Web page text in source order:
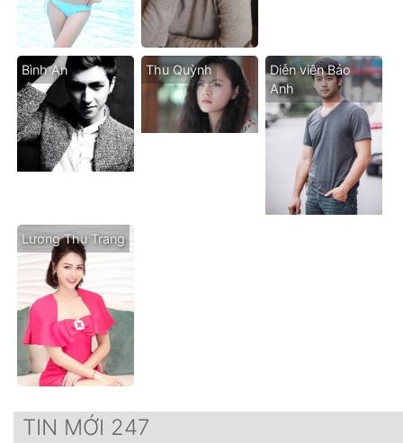
Bình An Thu Quỳnh
Diễn viên Bảo
Anh
Lương Thu Trang
TIN MỚI 247